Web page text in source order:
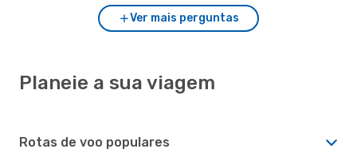
Ver mais perguntas
Planeie a sua viagem
Rotas de voo populares